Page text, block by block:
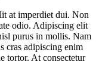
at imperdiet dui. Non
odio. Adipiscing elit
purus in mollis. Nam
cras adipiscing enim
tortor. At consectetur